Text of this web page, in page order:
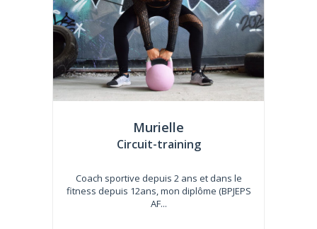
Murielle
Circuit-training
Coach sportive depuis 2 ans et dans le
fitness depuis 12ans, mon diplôme (BPJEPS
AF...